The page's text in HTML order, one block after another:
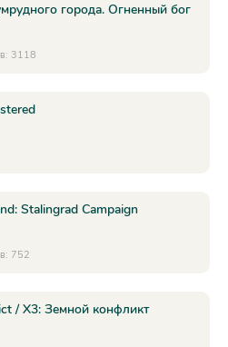
города. Огненный бог
3118
Stalingrad Campaign
752
/ X3: Земной конфликт